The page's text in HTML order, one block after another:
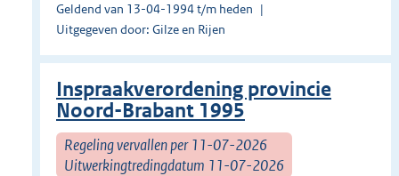
Geldend van 13-04-1994 t/m heden
Uitgegeven door: Gilze en Rijen
Inspraakverordening provincie
Noord-Brabant 1995
Regeling vervallen per 11-07-2026
Uitwerkingtredingdatum 11-07-2026